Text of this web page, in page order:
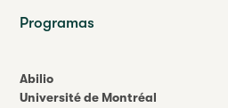
Abilio
Université de Montréal
Programas